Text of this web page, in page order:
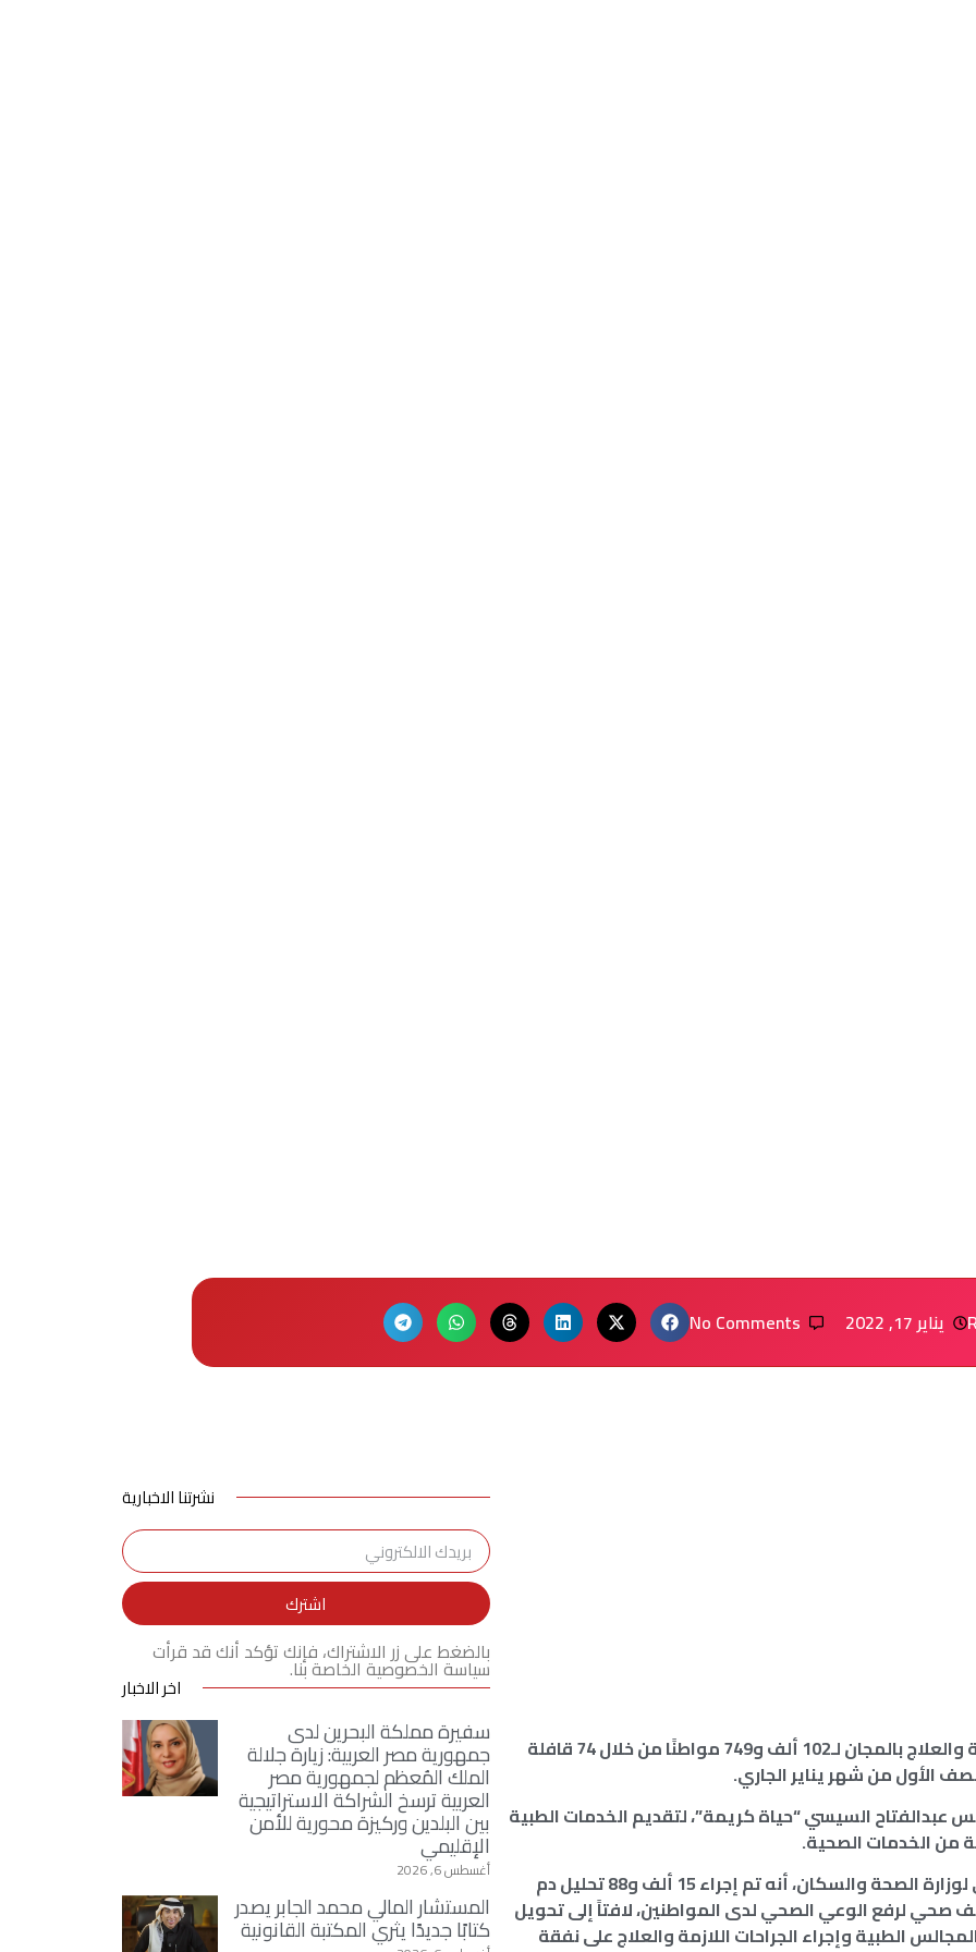
يناير 17, 2022 No Comments
أعلنت وزارة الصحة والسكان، تقديم الخدمة الطبية والعلاج بالمجان لـ102 ألف و749 مواطنًا من خلال 74 قافلة
الأول من شهر يناير الجاري.
عبدالفتاح السيسي “حياة كريمة”، لتقديم الخدمات الطبية
من الخدمات الصحية.
وأوضح الدكتور حسام عبدالغفار، المتحدث الرسمي لوزارة الصحة والسكان، أنه تم إجراء 15 ألف و88 تحليل دم
وعقد 21 ألف و522 ندوة تثقيف صحي لرفع الوعي الصحي لدى المواطنين، لافتاً إلى تحويل
الطبية وإجراء الجراحات اللازمة والعلاج على نفقة
نشرتنا الاخبارية
اشترك
بالضغط على زر الاشتراك، فإنك تؤكد أنك قد قرأت
سياسة الخصوصية الخاصة بنا.
اخر الاخبار
سفيرة مملكة البحرين لدى
جمهورية مصر العربية: زيارة جلالة
الملك المُعظم لجمهورية مصر
العربية ترسخ الشراكة الاستراتيجية
بين البلدين وركيزة محورية للأمن
الإقليمي
أغسطس 6, 2026
المستشار المالي محمد الجابر يصدر
كتابًا جديدًا يثري المكتبة القانونية